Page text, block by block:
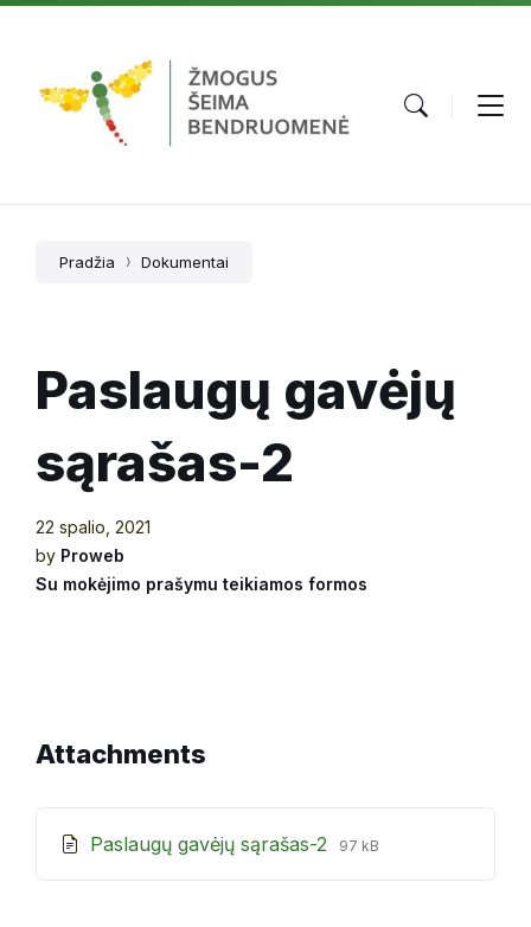
Skip
Skip
Skip
Pradžia Dokumentai
Paslaugų gavėjų
sąrašas-2
22 spalio, 2021
by Proweb
Su mokėjimo prašymu teikiamos formos
Attachments
Paslaugų gavėjų sąrašas-2 File
File
97 kB